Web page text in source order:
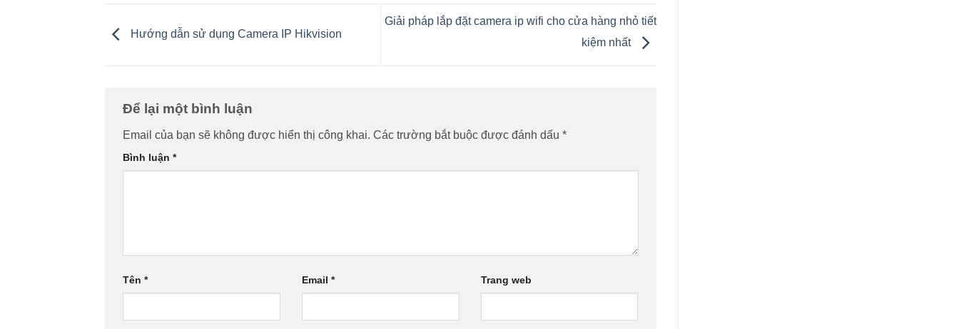
Hướng dẫn sử dụng Camera IP Hikvision
Giải pháp lắp đặt camera ip wifi cho cửa hàng nhỏ tiết
kiệm nhất
Để lại một bình luận
Email của bạn sẽ không được hiển thị công khai. Các trường bắt buộc được đánh dấu *
Bình luận *
Tên * Email * Trang web